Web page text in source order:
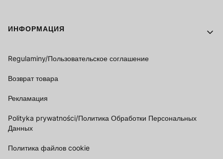
Footer menu
ИНФОРМАЦИЯ
Regulaminy/Пользовательское соглашение
Возврат товара
Рекламация
Polityka prywatności/Политика Обработки Персональных
Данных
Политика файлов cookie